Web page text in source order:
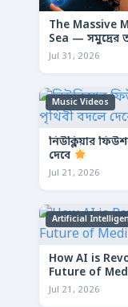
The Massive
Sea — সমুদ্রের
Jul 31, 2026
Music Videos
নিউক্লিয়ার
দেবে
Jul 21, 2026
Artificial
How AI is
Future of
Jul 21, 2026